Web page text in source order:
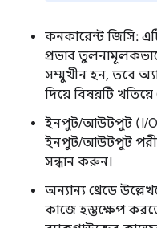
কনকারেন্ট জিসি:
প্রভাব
সম্মুখীন হন, তবে
দিয়ে বিষয়টি
ইনপুট/আউটপুট (I/
ইনপুট/আউটপুট
সন্ধান করুন।
অন্যান্য থ্রেডে
কাজে হস্তক্ষেপ